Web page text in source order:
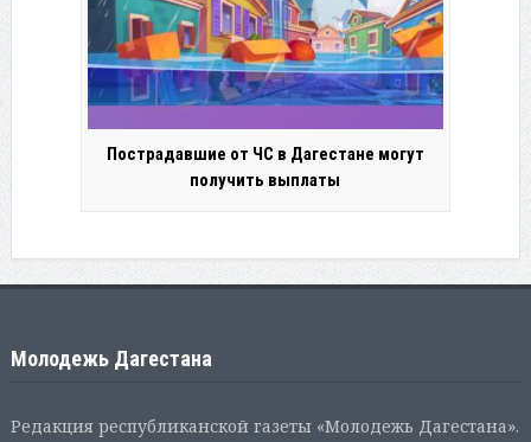
Пострадавшие от ЧС в Дагестане могут
получить выплаты
Молодежь Дагестана
Редакция республиканской газеты «Молодежь Дагестана».